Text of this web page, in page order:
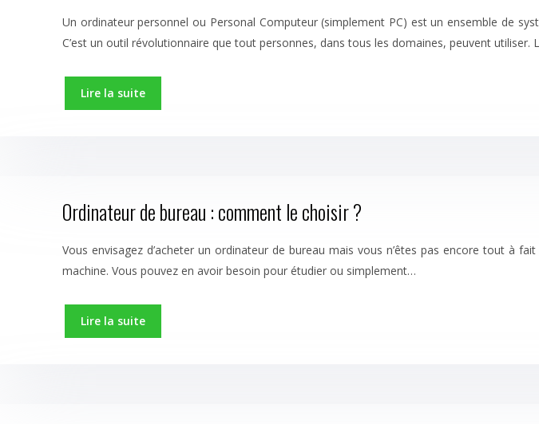
Un ordinateur personnel ou Personal Computeur (simplement PC) est un ensemble de
C’est un outil révolutionnaire que tout personnes, dans tous les domaines, peuvent utiliser.
Lire la suite
Ordinateur de bureau : comment le choisir ?
Vous envisagez d’acheter un ordinateur de bureau mais vous n’êtes pas encore tout à
machine. Vous pouvez en avoir besoin pour étudier ou simplement…
Lire la suite